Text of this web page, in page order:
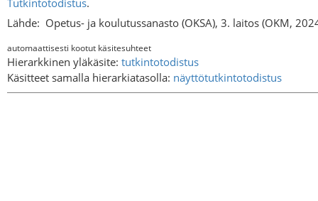
Tutkintotodistus.
Lähde: Opetus- ja koulutussanasto (OKSA), 3. laitos (OKM,
automaattisesti kootut käsitesuhteet
Hierarkkinen yläkäsite: tutkintotodistus
Käsitteet samalla hierarkiatasolla: näyttötutkintotodistus